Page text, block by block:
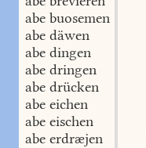
abe buosemen
abe däwen
abe dingen
abe dringen
abe drücken
abe eichen
abe eischen
abe erdræjen